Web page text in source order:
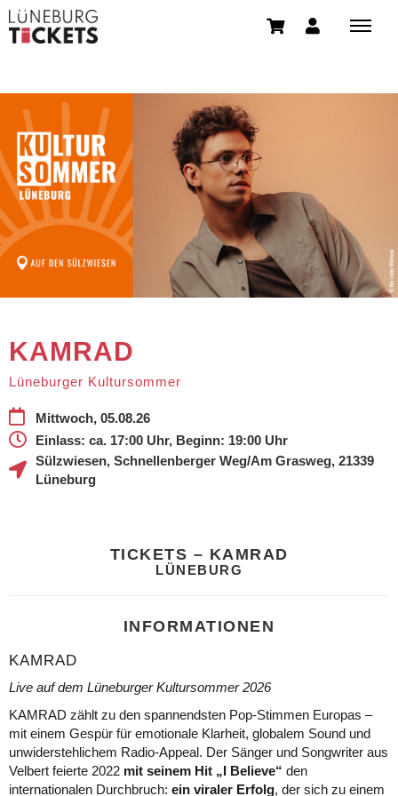
KAMRAD
Lüneburger Kultursommer
Mittwoch, 05.08.26
Einlass: ca. 17:00 Uhr, Beginn: 19:00 Uhr
Sülzwiesen, Schnellenberger Weg/Am Grasweg, 21339
Lüneburg
TICKETS – KAMRAD
LÜNEBURG
INFORMATIONEN
KAMRAD
Live auf dem Lüneburger Kultursommer 2026
KAMRAD zählt zu den spannendsten Pop-Stimmen Europas –
mit einem Gespür für emotionale Klarheit, globalem Sound und
unwiderstehlichem Radio-Appeal. Der Sänger und Songwriter aus
Velbert feierte 2022 mit seinem Hit „I Believe“ den
internationalen Durchbruch: ein viraler Erfolg, der sich zu einem